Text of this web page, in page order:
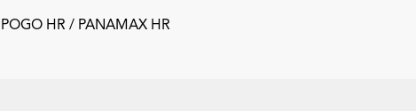
POGO HR / PANAMAX HR